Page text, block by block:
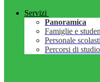
Servizi
Panoramica
Famiglie e
Personale
Percorsi di studio